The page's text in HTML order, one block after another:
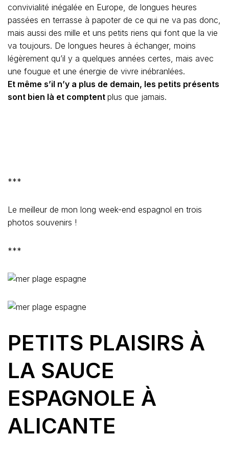
convivialité inégalée en Europe, de longues heures
passées en terrasse à papoter de ce qui ne va pas donc,
mais aussi des mille et uns petits riens qui font que la vie
va toujours. De longues heures à échanger, moins
légèrement qu’il y a quelques années certes, mais avec
une fougue et une énergie de vivre inébranlées.
Et même s’il n’y a plus de demain, les petits présents
sont bien là et comptent plus que jamais.
***
Le meilleur de mon long week-end espagnol en trois
photos souvenirs !
***
PETITS PLAISIRS À
LA SAUCE
ESPAGNOLE À
ALICANTE